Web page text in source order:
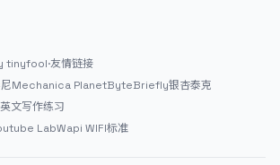
tinyfool·友情链接
Mechanica PlanetByteBriefly银杏泰克
英文写作练习
LabWapi WIFI标准